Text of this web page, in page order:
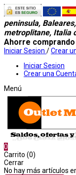
peninsula,
metroplitane, Italia
Ahorre
Iniciar Sesion /Crear
Iniciar Sesion
Crear una
Menú
0
Carrito (0)
Cerrar
No hay más artículos